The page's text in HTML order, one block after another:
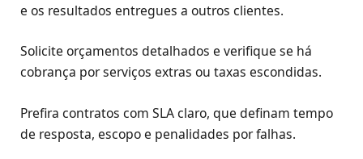
e os resultados entregues a outros clientes.
Solicite orçamentos detalhados e verifique se há
cobrança por serviços extras ou taxas escondidas.
Prefira contratos com SLA claro, que definam tempo
de resposta, escopo e penalidades por falhas.